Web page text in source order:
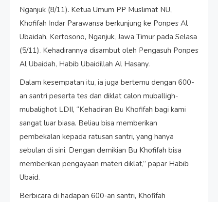
Nganjuk (8/11). Ketua Umum PP Muslimat NU,
Khofifah Indar Parawansa berkunjung ke Ponpes Al
Ubaidah, Kertosono, Nganjuk, Jawa Timur pada Selasa
(5/11). Kehadirannya disambut oleh Pengasuh Ponpes
Al Ubaidah, Habib Ubaidillah Al Hasany.
Dalam kesempatan itu, ia juga bertemu dengan 600-
an santri peserta tes dan diklat calon muballigh-
mubalighot LDII, “Kehadiran Bu Khofifah bagi kami
sangat luar biasa. Beliau bisa memberikan
pembekalan kepada ratusan santri, yang hanya
sebulan di sini. Dengan demikian Bu Khofifah bisa
memberikan pengayaan materi diklat,” papar Habib
Ubaid.
Berbicara di hadapan 600-an santri, Khofifah